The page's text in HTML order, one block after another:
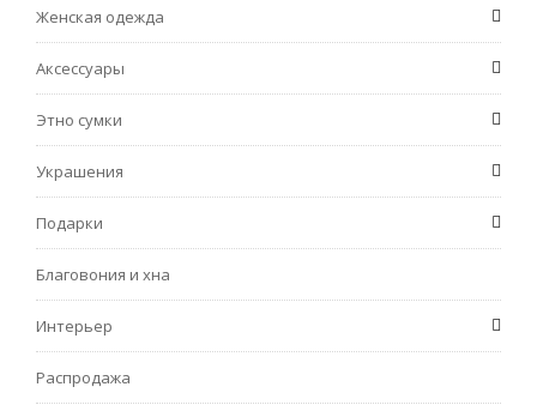
Женская одежда
Аксессуары
Этно сумки
Украшения
Подарки
Благовония и хна
Интерьер
Распродажа